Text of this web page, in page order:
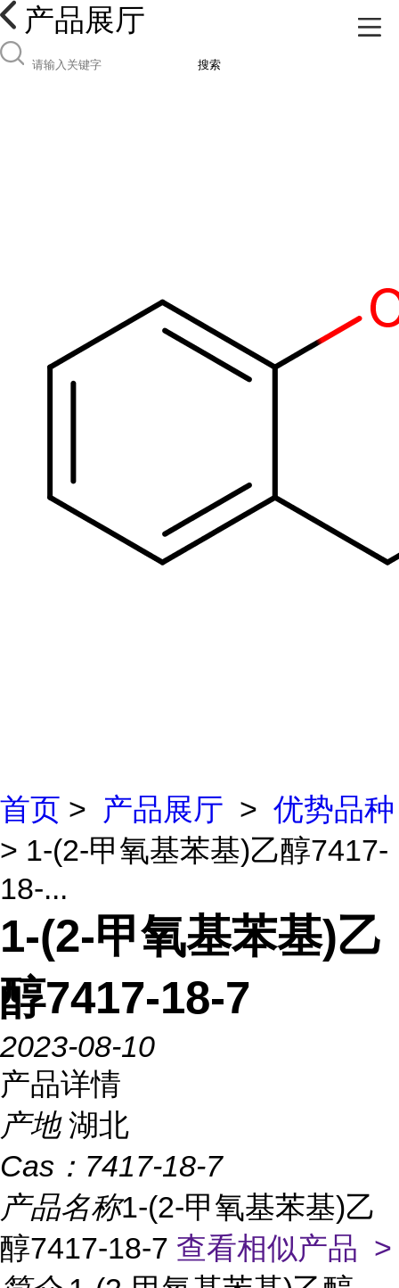
产品展厅
搜索
首页 > 产品展厅 > 优势品种
> 1-(2-甲氧基苯基)乙醇7417-
18-...
1-(2-甲氧基苯基)乙
醇7417-18-7
2023-08-10
产品详情
产地 湖北
Cas： 7417-18-7
产品名称1-(2-甲氧基苯基)乙
醇7417-18-7 查看相似产品 >